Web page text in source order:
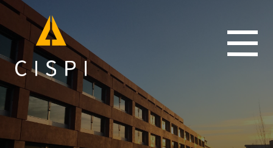
IT FR
scroll